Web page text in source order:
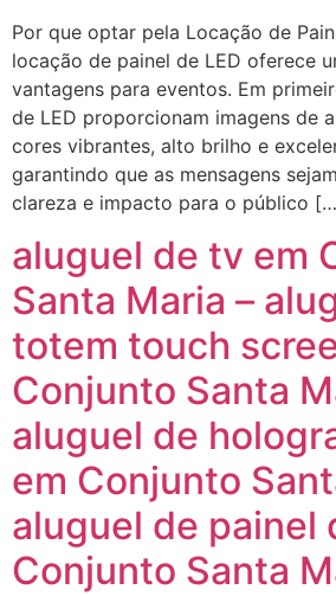
Por que optar pela Locação de
locação de painel de LED oferece
vantagens para eventos. Em
de LED proporcionam imagens de
cores vibrantes, alto brilho e
garantindo que as mensagens
clareza e impacto para o público
aluguel de tv em
Santa Maria –
totem touch
Conjunto Santa
aluguel de
em Conjunto
aluguel de painel
Conjunto Santa